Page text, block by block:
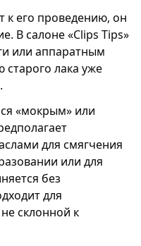
к его проведению, он
В салоне «Clips Tips»
или аппаратным
лака уже
«мокрым» или
для смягчения
или для
без
для
склонной к